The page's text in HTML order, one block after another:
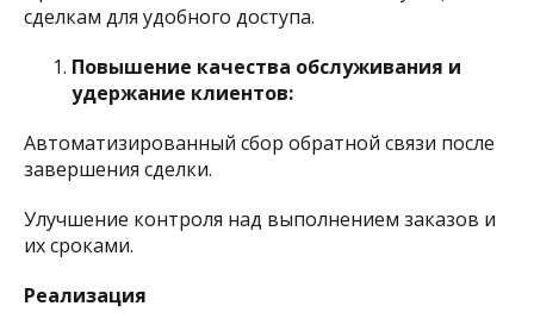
сделкам для удобного доступа.​
Повышение качества обслуживания и
удержание клиентов:
Автоматизированный сбор обратной связи после
завершения сделки.​
Улучшение контроля над выполнением заказов и
их сроками.​
Реализация